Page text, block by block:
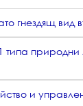
гнездящ вид
типа
и